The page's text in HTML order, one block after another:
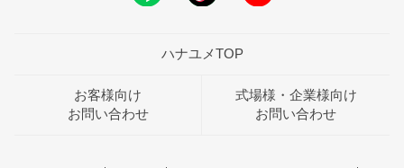
ハナユメTOP
お客様向け
お問い合わせ
式場様・企業様向け
お問い合わせ